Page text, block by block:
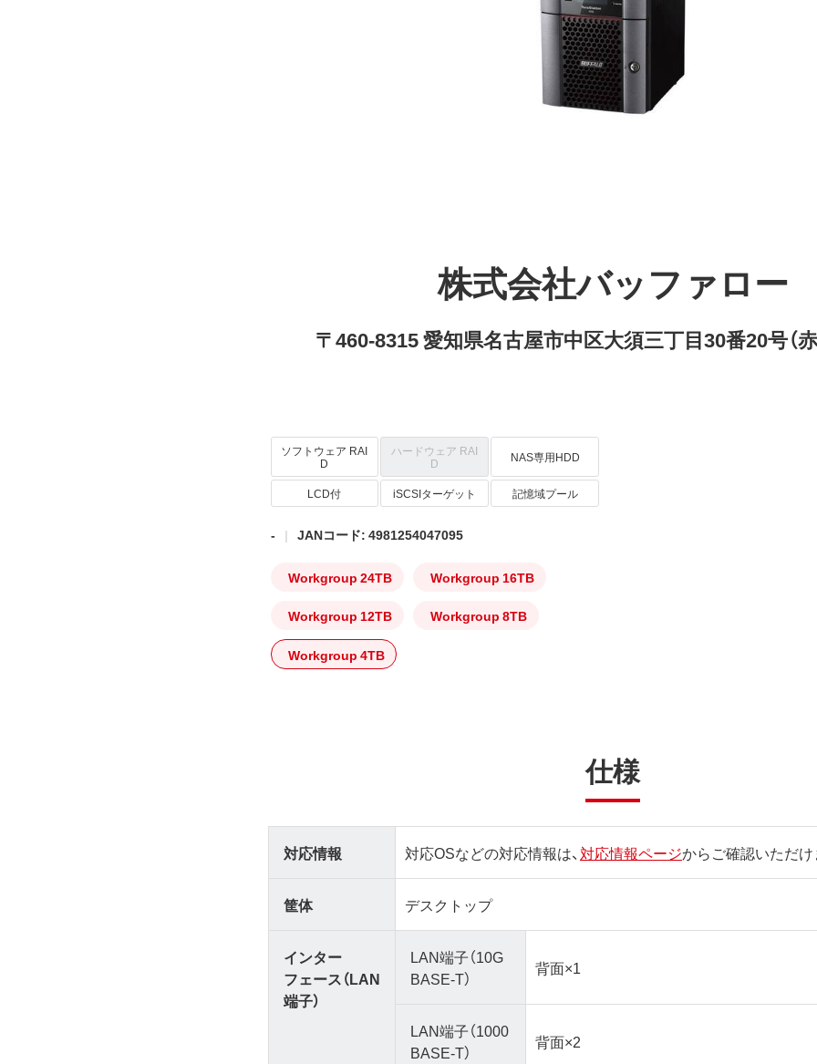
株式会社バッファロー
〒460-8315 愛知県名古屋市中区大須三丁目30番20号（
ソフトウェア RAI
D
ハードウェア RAI
D NAS専用HDD
LCD付 iSCSIターゲット 記憶域プール
- JANコード: 4981254047095
Workgroup 24TB Workgroup 16TB
Workgroup 12TB Workgroup 8TB
Workgroup 4TB
仕様
対応情報 対応OSなどの対応情報は、対応情報ページからご確認いただけ
筐体 デスクトップ
インター
フェース（LAN
端子）
LAN端子（10G
BASE-T）
背面×1
LAN端子（1000
BASE-T）
背面×2